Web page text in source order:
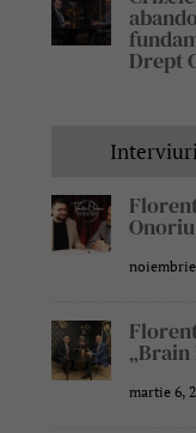
Drept
Interviuri
noiembrie
„Brain
martie 6,